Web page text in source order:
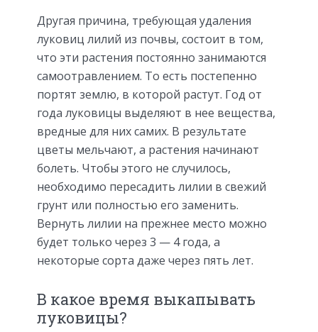
Другая причина, требующая удаления
луковиц лилий из почвы, состоит в том,
что эти растения постоянно занимаются
самоотравлением. То есть постепенно
портят землю, в которой растут. Год от
года луковицы выделяют в нее вещества,
вредные для них самих. В результате
цветы мельчают, а растения начинают
болеть. Чтобы этого не случилось,
необходимо пересадить лилии в свежий
грунт или полностью его заменить.
Вернуть лилии на прежнее место можно
будет только через 3 — 4 года, а
некоторые сорта даже через пять лет.
В какое время выкапывать
луковицы?